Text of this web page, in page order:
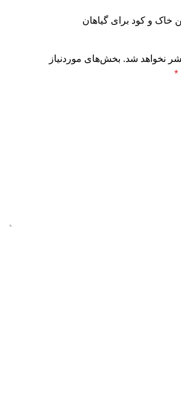
خاک و کود برای گیاهان
نخواهد شد. بخش‌های موردنیاز
*